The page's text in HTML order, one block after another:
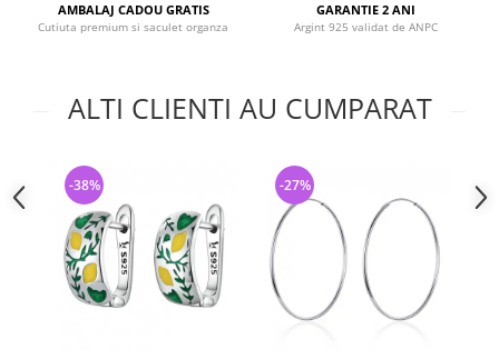
AMBALAJ CADOU GRATIS
Cutiuta premium si saculet organza
GARANTIE 2 ANI
Argint 925 validat de ANPC
ALTI CLIENTI AU CUMPARAT
-38% -27%